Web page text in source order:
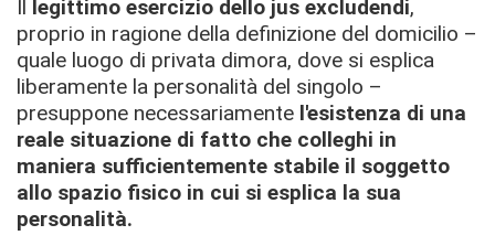
Il legittimo esercizio dello jus excludendi,
proprio in ragione della definizione del domicilio –
quale luogo di privata dimora, dove si esplica
liberamente la personalità del singolo –
presuppone necessariamente l'esistenza di una
reale situazione di fatto che colleghi in
maniera sufficientemente stabile il soggetto
allo spazio fisico in cui si esplica la sua
personalità.